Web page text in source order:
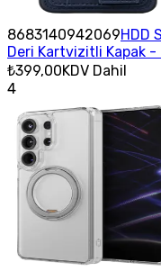
8683140942069HDD
Deri Kartvizitli Kapak
₺399,00KDV Dahil
4